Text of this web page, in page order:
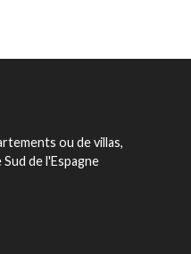
ou de villas,
de l'Espagne